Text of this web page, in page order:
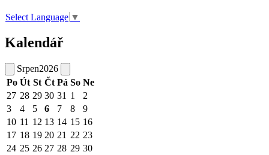
Select Language ▼
Kalendář
Srpen2026
Po Út St Čt Pá So Ne
27 28 29 30 31 1
2
3
4 5 6 7 8
9
10 11 12 13 14 15 16
17 18 19 20 21 22 23
24 25 26 27 28 29 30